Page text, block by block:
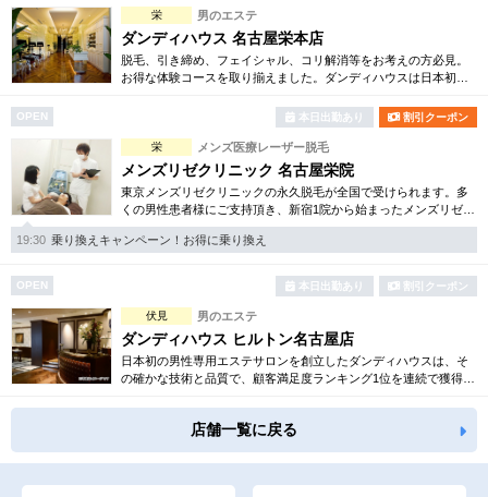
栄 男のエステ
ダンディハウス 名古屋栄本店
脱毛、引き締め、フェイシャル、コリ解消等をお考えの方必見。
お得な体験コースを取り揃えました。ダンディハウスは日本初の
OPEN 本日出勤あり 割引クーポン
栄 メンズ医療レーザー脱毛
メンズリゼクリニック 名古屋栄院
東京メンズリゼクリニックの永久脱毛が全国で受けられます。多
くの男性患者様にご支持頂き、新宿1院から始まったメンズリゼク
リニックが、現在では提携院含め全国10院を展開するクリニック
になりました。
19:30 乗り換えキャンペーン！お得に乗り換え
OPEN 本日出勤あり 割引クーポン
伏見 男のエステ
ダンディハウス ヒルトン名古屋店
日本初の男性専用エステサロンを創立したダンディハウスは、そ
の確かな技術と品質で、顧客満足度ランキング1位を連続で獲得。
店舗一覧に戻る